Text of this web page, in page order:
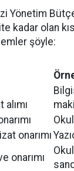
Yönetim
kadar olan
şöyle:
onarımı
onarımı